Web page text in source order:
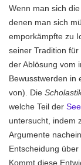
Wenn man sich die
denen man sich
emporkämpfte zu
seiner Tradition
der Ablösung vom
Bewusstwerden in
von). Die
welche Teil der
untersucht, indem
Argumente
Entscheidung
Kommt diese